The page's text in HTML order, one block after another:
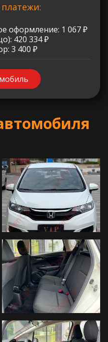
оформление: 1 067 ₽
420 334 ₽
3 400 ₽